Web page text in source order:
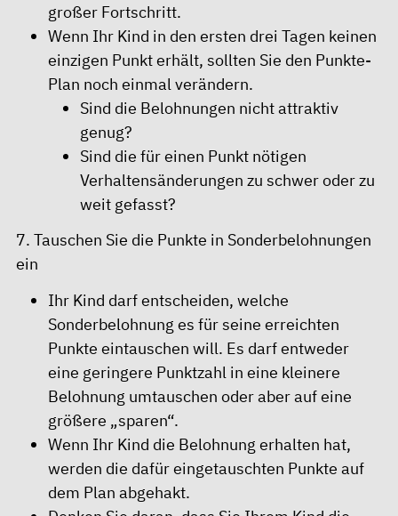
großer Fortschritt.
Wenn Ihr Kind in den ersten drei Tagen keinen
einzigen Punkt erhält, sollten Sie den Punkte-
Plan noch einmal verändern.
Sind die Belohnungen nicht attraktiv
genug?
Sind die für einen Punkt nötigen
Verhaltensänderungen zu schwer oder zu
weit gefasst?
7. Tauschen Sie die Punkte in Sonderbelohnungen
ein
Ihr Kind darf entscheiden, welche
Sonderbelohnung es für seine erreichten
Punkte eintauschen will. Es darf entweder
eine geringere Punktzahl in eine kleinere
Belohnung umtauschen oder aber auf eine
größere „sparen“.
Wenn Ihr Kind die Belohnung erhalten hat,
werden die dafür eingetauschten Punkte auf
dem Plan abgehakt.